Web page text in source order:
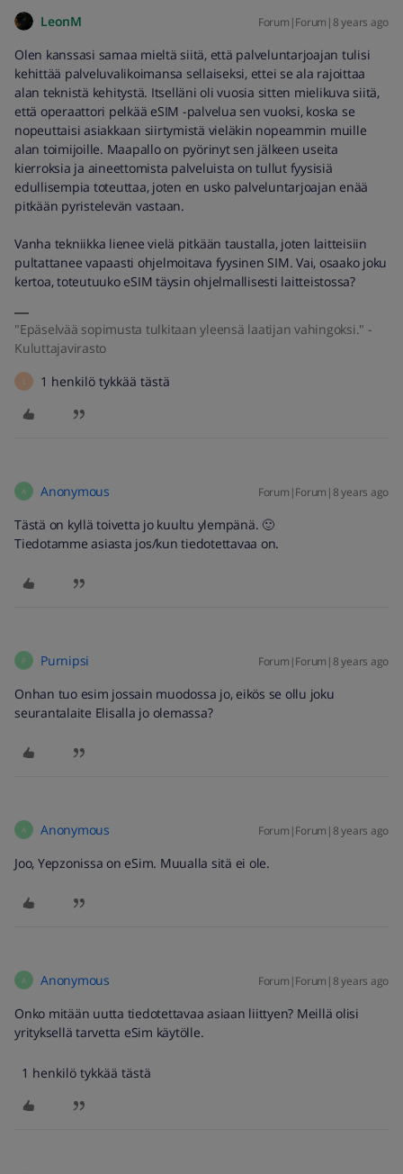
LeonM Forum|Forum|8 years ago
Olen kanssasi samaa mieltä siitä, että palveluntarjoajan tulisi
kehittää palveluvalikoimansa sellaiseksi, ettei se ala rajoittaa
alan teknistä kehitystä. Itselläni oli vuosia sitten mielikuva siitä,
että operaattori pelkää eSIM -palvelua sen vuoksi, koska se
nopeuttaisi asiakkaan siirtymistä vieläkin nopeammin muille
alan toimijoille. Maapallo on pyörinyt sen jälkeen useita
kierroksia ja aineettomista palveluista on tullut fyysisiä
edullisempia toteuttaa, joten en usko palveluntarjoajan enää
pitkään pyristelevän vastaan.
Vanha tekniikka lienee vielä pitkään taustalla, joten laitteisiin
pultattanee vapaasti ohjelmoitava fyysinen SIM. Vai, osaako joku
kertoa, toteutuuko eSIM täysin ohjelmallisesti laitteistossa?
"Epäselvää sopimusta tulkitaan yleensä laatijan vahingoksi." -
Kuluttajavirasto
1 henkilö tykkää tästä
A Anonymous Forum|Forum|8 years ago
Tästä on kyllä toivetta jo kuultu ylempänä. 🙂
Tiedotamme asiasta jos/kun tiedotettavaa on.
P Purnipsi Forum|Forum|8 years ago
Onhan tuo esim jossain muodossa jo, eikös se ollu joku
seurantalaite Elisalla jo olemassa?
A Anonymous Forum|Forum|8 years ago
Joo, Yepzonissa on eSim. Muualla sitä ei ole.
A Anonymous Forum|Forum|8 years ago
Onko mitään uutta tiedotettavaa asiaan liittyen? Meillä olisi
yrityksellä tarvetta eSim käytölle.
1 henkilö tykkää tästä